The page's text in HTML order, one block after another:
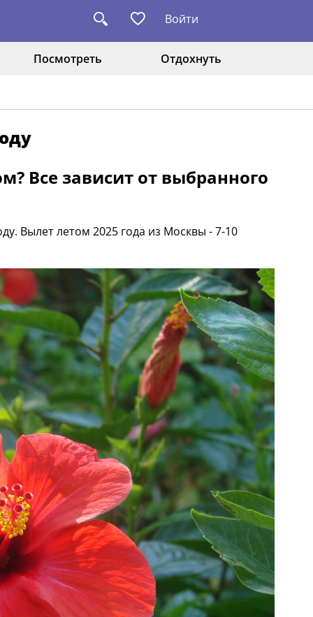
Войти
Посмотреть Отдохнуть
Все зависит от выбранного
Вылет летом 2025 года из Москвы - 7-10